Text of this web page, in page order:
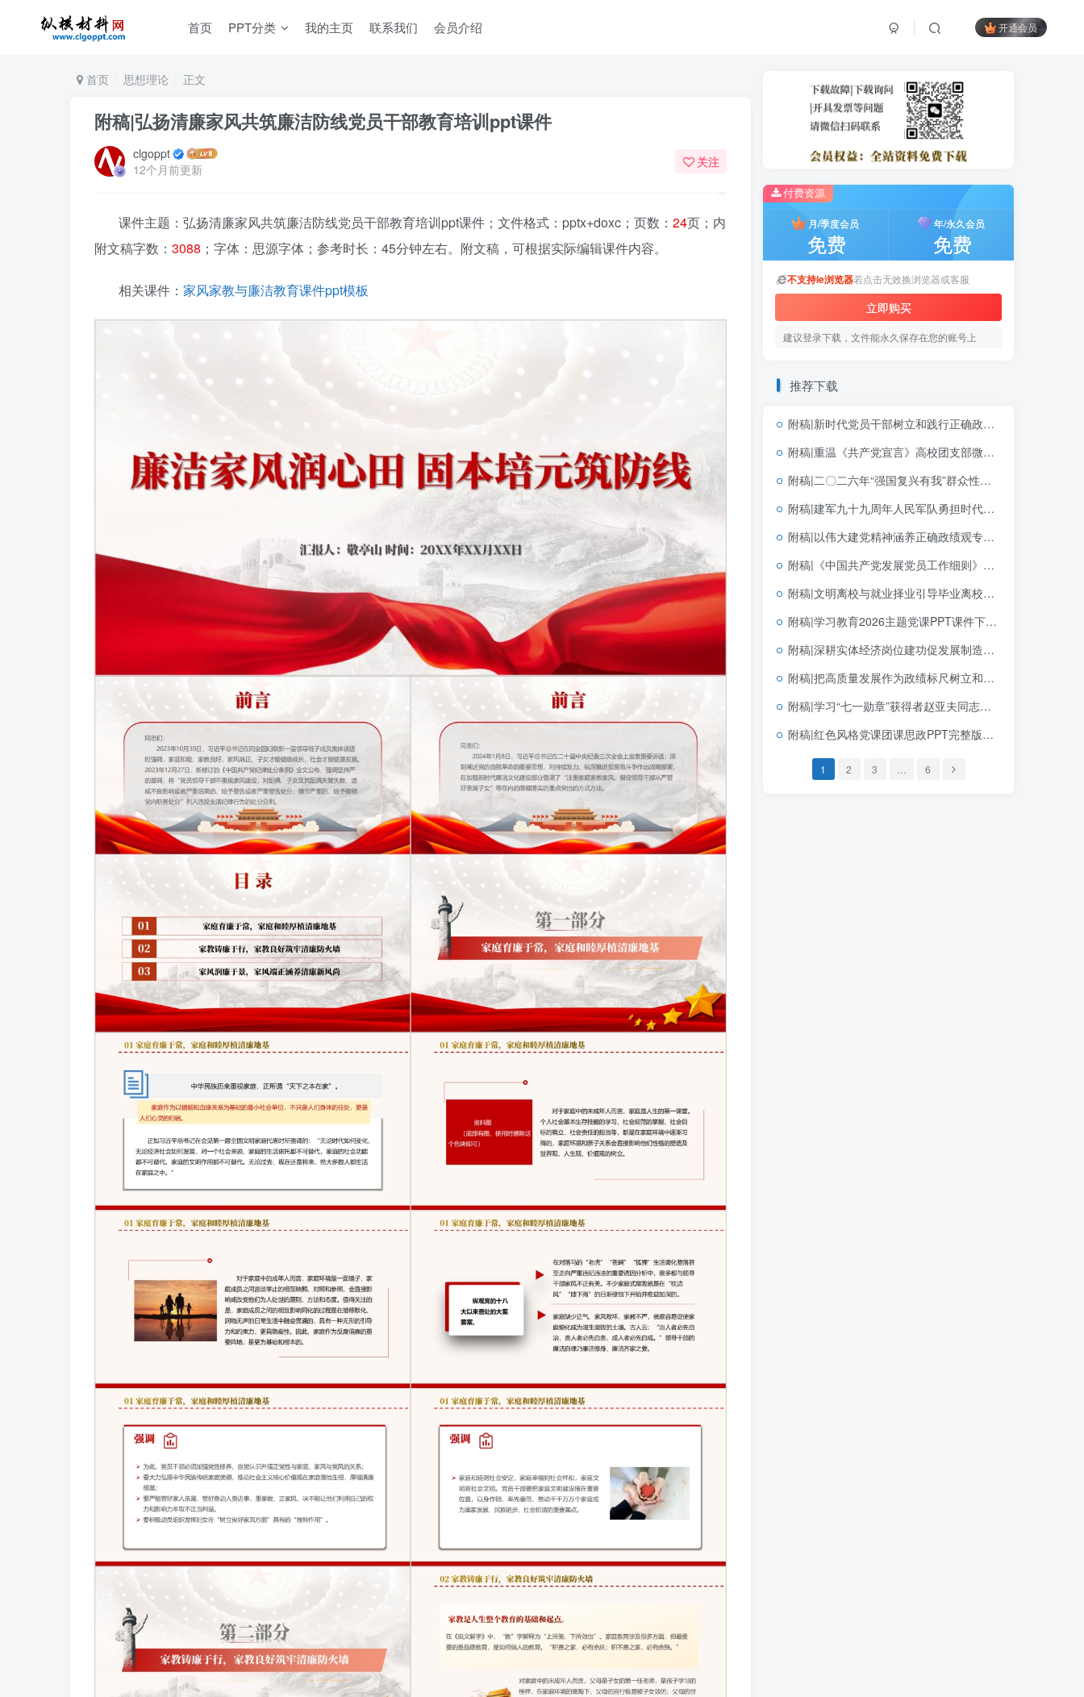
首页 PPT分类 我的主页 联系我们 会员介绍 开通会员
首页 思想理论 正文
附稿|弘扬清廉家风共筑廉洁防线党员干部教育培训ppt课件
clgoppt
12个月前更新
关注
课件主题：弘扬清廉家风共筑廉洁防线党员干部教育培训ppt课件；文件格式：pptx+doxc；页数： 24页；内
附文稿字数： 3088 ；字体：思源字体；参考时长：45分钟左右。附文稿，可根据实际编辑课件内容。
相关课件： 家风家教与廉洁教育课件ppt模板
付费资源
月/季度会员
免费
年/永久会员
免费
不支持ie浏览器若点击无效换浏览器或客服
立即购买
建议登录下载，文件能永久保存在您的账号上
推荐下载
附稿|新时代党员干部树立和践行正确政绩观2026学习教育党课PPT课件
附稿|重温《共产党宣言》高校团支部微型团课PPT下载
附稿|二〇二六年“强国复兴有我”群众性主题宣传教育活动青年教育PPT模板下载
附稿|建军九十九周年人民军队勇担时代使命党课ppt模板
附稿|以伟大建党精神涵养正确政绩观专题党课PPT课件完整版可下载
附稿|《中国共产党发展党员工作细则》解读2026年支部微党课ppt模板
附稿|文明离校与就业择业引导毕业离校主题班会ppt模板
附稿|学习教育2026主题党课PPT课件下载以正确政绩观抓好抓实党的建设
附稿|深耕实体经济岗位建功促发展制造业企业青年员工团课宣讲含完整文稿PPT下载
附稿|把高质量发展作为政绩标尺树立和践行正确政绩观党课PPT模板
附稿|学习“七一勋章”获得者赵亚夫同志先进事迹主题党课课件PPT模板
附稿|红色风格党课团课思政PPT完整版学习党建文选第一卷第二卷党建思想
1 2 3 6